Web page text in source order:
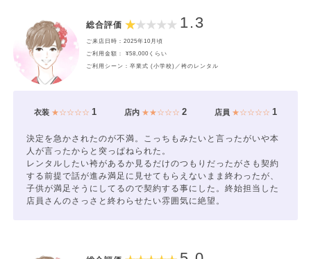
総合評価 1.3
ご来店日時：2025年10月頃
ご利用金額： ¥58,000くらい
ご利用シーン：卒業式 (小学校)／袴のレンタル
衣装★☆☆☆☆ 1 店内★★☆☆☆ 2 店員 ★☆☆☆☆ 1
決定を急かされたのが不満。こっちもみたいと言ったがいや本
人が言ったからと突っぱねられた。
レンタルしたい袴があるか見るだけのつもりだったがさも契約
する前提で話が進み満足に見せてもらえないまま終わったが、
子供が満足そうにしてるので契約する事にした。終始担当した
店員さんのさっさと終わらせたい雰囲気に絶望。